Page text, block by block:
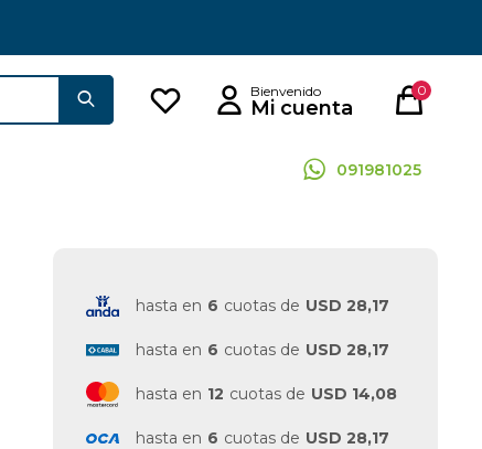
091981025
0
hasta en 6 cuotas de USD 28,17
hasta en 6 cuotas de USD 28,17
hasta en 12 cuotas de USD 14,08
hasta en 6 cuotas de USD 28,17